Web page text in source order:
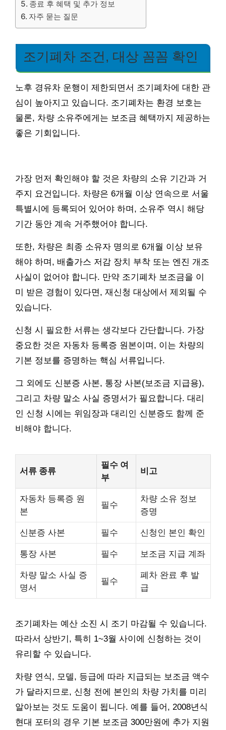
종료 후 혜택 및 추가 정보
자주 묻는 질문
조기폐차 조건, 대상 꼼꼼 확인
노후 경유차 운행이 제한되면서 조기폐차에 대한 관
심이 높아지고 있습니다. 조기폐차는 환경 보호는
물론, 차량 소유주에게는 보조금 혜택까지 제공하는
좋은 기회입니다.
가장 먼저 확인해야 할 것은 차량의 소유 기간과 거
주지 요건입니다. 차량은 6개월 이상 연속으로 서울
특별시에 등록되어 있어야 하며, 소유주 역시 해당
기간 동안 계속 거주했어야 합니다.
또한, 차량은 최종 소유자 명의로 6개월 이상 보유
해야 하며, 배출가스 저감 장치 부착 또는 엔진 개조
사실이 없어야 합니다. 만약 조기폐차 보조금을 이
미 받은 경험이 있다면, 재신청 대상에서 제외될 수
있습니다.
신청 시 필요한 서류는 생각보다 간단합니다. 가장
중요한 것은 자동차 등록증 원본이며, 이는 차량의
기본 정보를 증명하는 핵심 서류입니다.
그 외에도 신분증 사본, 통장 사본(보조금 지급용),
그리고 차량 말소 사실 증명서가 필요합니다. 대리
인 신청 시에는 위임장과 대리인 신분증도 함께 준
비해야 합니다.
서류 종류
필수 여
부
비고
자동차 등록증 원
본
필수
차량 소유 정보
증명
신분증 사본 필수 신청인 본인 확인
통장 사본 필수 보조금 지급 계좌
차량 말소 사실 증
명서
필수
폐차 완료 후 발
급
조기폐차는 예산 소진 시 조기 마감될 수 있습니다.
따라서 상반기, 특히 1~3월 사이에 신청하는 것이
유리할 수 있습니다.
차량 연식, 모델, 등급에 따라 지급되는 보조금 액수
가 달라지므로, 신청 전에 본인의 차량 가치를 미리
알아보는 것도 도움이 됩니다. 예를 들어, 2008년식
현대 포터의 경우 기본 보조금 300만원에 추가 지원